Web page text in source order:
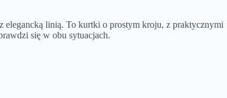
elegancką linią. To kurtki o prostym kroju, z praktycznymi
się w obu sytuacjach.